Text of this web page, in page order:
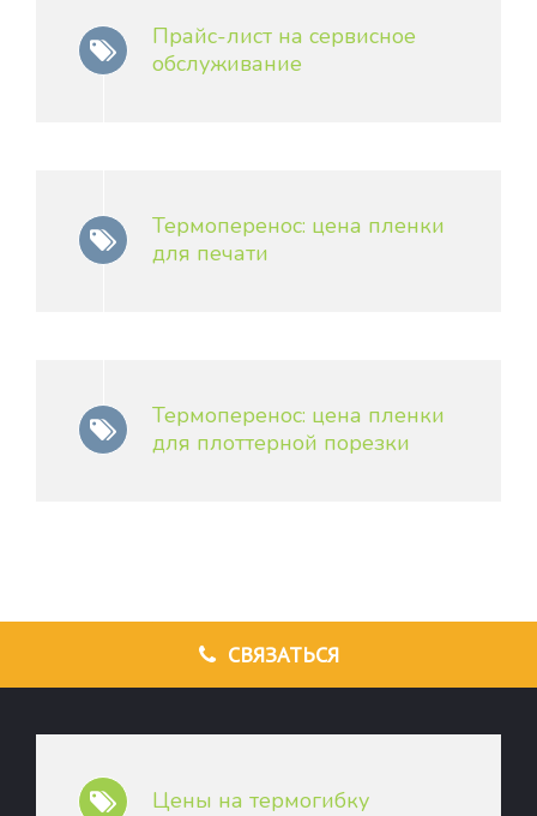
Прайс-лист на сервисное
обслуживание
Термоперенос: цена пленки
для печати
Термоперенос: цена пленки
для плоттерной порезки
СВЯЗАТЬСЯ
Цены на термогибку